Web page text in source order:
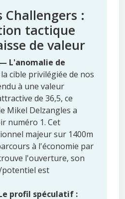
Challengers :
tactique
de valeur
L'anomalie de
cible privilégiée de nos
à une valeur
de 36,5, ce
Mikel Delzangles a
numéro 1. Cet
majeur sur 1400m
à l'économie par
l'ouverture, son
est
profil spéculatif :